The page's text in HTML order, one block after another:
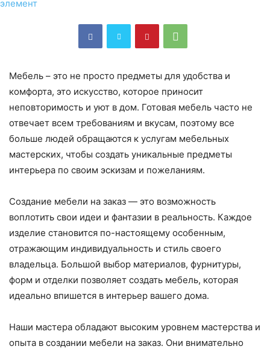
Мебель – это не просто предметы для удобства и
комфорта, это искусство, которое приносит
неповторимость и уют в дом. Готовая мебель часто не
отвечает всем требованиям и вкусам, поэтому все
больше людей обращаются к услугам мебельных
мастерских, чтобы создать уникальные предметы
интерьера по своим эскизам и пожеланиям.
Создание мебели на заказ — это возможность
воплотить свои идеи и фантазии в реальность. Каждое
изделие становится по-настоящему особенным,
отражающим индивидуальность и стиль своего
владельца. Большой выбор материалов, фурнитуры,
форм и отделки позволяет создать мебель, которая
идеально впишется в интерьер вашего дома.
Наши мастера обладают высоким уровнем мастерства и
опыта в создании мебели на заказ. Они внимательно